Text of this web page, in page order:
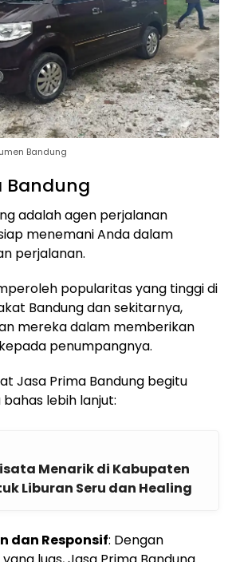
Bandung
Bandung
adalah agen perjalanan
menemani Anda dalam
perjalanan.
popularitas yang tinggi di
Bandung dan sekitarnya,
mereka dalam memberikan
penumpangnya.
Jasa Prima Bandung begitu
lebih lanjut:
Menarik di Kabupaten
Liburan Seru dan Healing
dan Responsif: Dengan